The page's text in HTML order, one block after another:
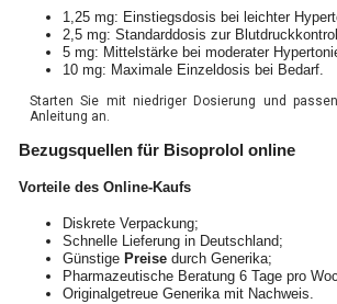
1,25 mg: Einstiegsdosis bei leichter
2,5 mg: Standarddosis zur
5 mg: Mittelstärke bei moderater
10 mg: Maximale Einzeldosis bei Bedarf.
Starten Sie mit niedriger Dosierung und
Anleitung an.
Bezugsquellen für Bisoprolol online
Vorteile des Online-Kaufs
Diskrete Verpackung;
Schnelle Lieferung in Deutschland;
Günstige Preisedurch Generika;
Pharmazeutische Beratung 6 Tage pro
Originalgetreue Generika mit Nachweis.